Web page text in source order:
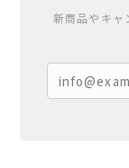
新商品やキャ